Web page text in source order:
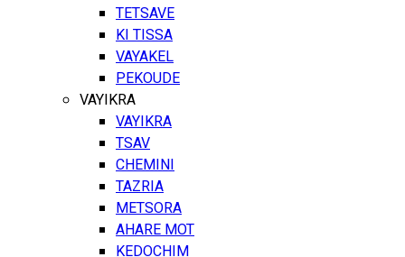
TETSAVE
KI TISSA
VAYAKEL
PEKOUDE
VAYIKRA
VAYIKRA
TSAV
CHEMINI
TAZRIA
METSORA
AHARE MOT
KEDOCHIM